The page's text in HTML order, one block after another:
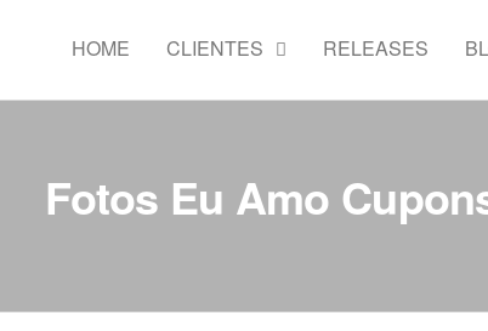
HOME CLIENTES RELEASES
Fotos Eu Amo